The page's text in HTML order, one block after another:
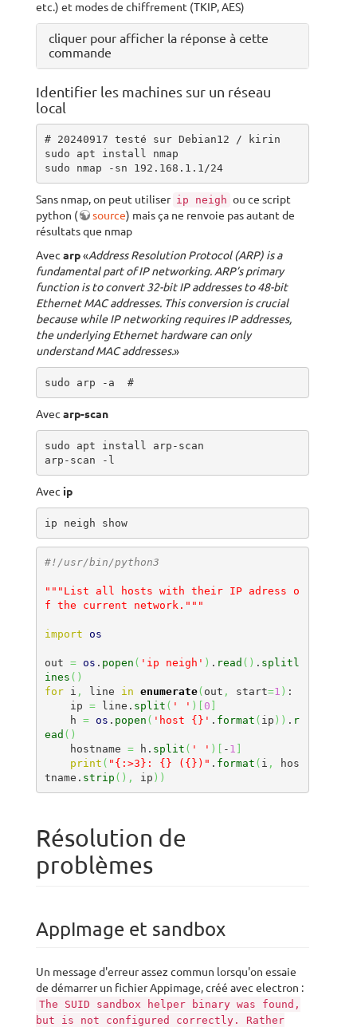
etc.) et modes de chiffrement (TKIP, AES)
cliquer pour afficher la réponse à cette
commande
Identifier les machines sur un réseau
local
# 20240917 testé sur Debian12 / kirin
sudo apt install nmap
sudo nmap -sn 192.168.1.1/24
Sans nmap, on peut utiliser ip neigh ou ce script
python (
source) mais ça ne renvoie pas autant de
résultats que nmap
Avec arp«Address Resolution Protocol (ARP) is a
fundamental part of IP networking. ARP’s primary
function is to convert 32-bit IP addresses to 48-bit
Ethernet MAC addresses. This conversion is crucial
because while IP networking requires IP addresses,
the underlying Ethernet hardware can only
understand MAC addresses.»
sudo arp -a  #
Avec arp-scan
sudo apt install arp-scan
arp-scan -l
Avec ip
ip neigh show
#!/usr/bin/python3
"""List all hosts with their IP adress o
f the current network."""
import os
out = os . popen ( 'ip neigh' ) . read ( ) . splitl
ines ( )
for i , line in enumerate( out , start=1 ) :
    ip
= line. split ( ' ' ) [ 0 ]
    h
= os . popen ( 'host {}' . format ( ip ) ) . r
ead ( )
    hostname
= h. split ( ' ' ) [ - 1 ]
print ( "{:>3}: {} ({})" . format ( i ,
hos
tname. strip ( ) , ip ) )
Résolution de
problèmes
AppImage et sandbox
Un message d'erreur assez commun lorsqu'on essaie
de démarrer un fichier Appimage, créé avec electron :
The SUID sandbox helper binary was found,
but is not configured correctly. Rather